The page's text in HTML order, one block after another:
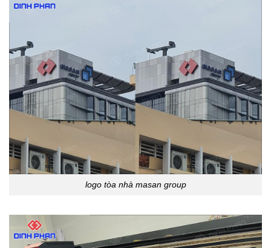
logo tòa nhà masan group